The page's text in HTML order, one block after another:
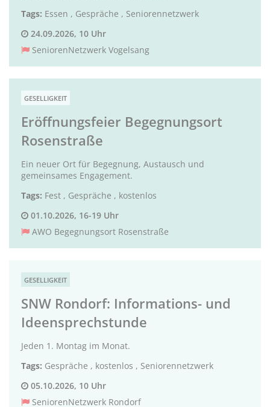
Tags: Essen , Gespräche , Seniorennetzwerk
24.09.2026, 10 Uhr
SeniorenNetzwerk Vogelsang
GESELLIGKEIT
Eröffnungsfeier Begegnungsort
Rosenstraße
Ein neuer Ort für Begegnung, Austausch und
gemeinsames Engagement.
Tags: Fest , Gespräche , kostenlos
01.10.2026, 16-19 Uhr
AWO Begegnungsort Rosenstraße
GESELLIGKEIT
SNW Rondorf: Informations- und
Ideensprechstunde
Jeden 1. Montag im Monat.
Tags: Gespräche , kostenlos , Seniorennetzwerk
05.10.2026, 10 Uhr
SeniorenNetzwerk Rondorf